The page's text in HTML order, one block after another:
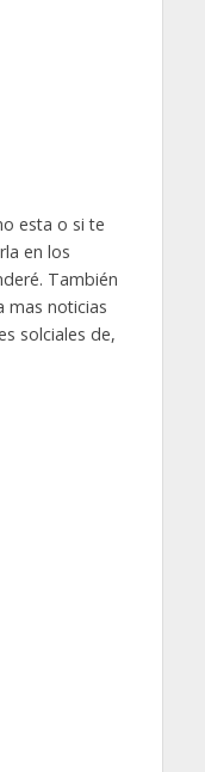
esta o si te
en los
También
mas noticias
solciales de,